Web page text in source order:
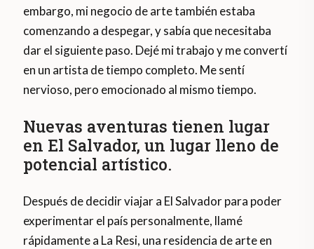
embargo, mi negocio de arte también estaba
comenzando a despegar, y sabía que necesitaba
dar el siguiente paso. Dejé mi trabajo y me convertí
en un artista de tiempo completo. Me sentí
nervioso, pero emocionado al mismo tiempo.
Nuevas aventuras tienen lugar
en El Salvador, un lugar lleno de
potencial artístico.
Después de decidir viajar a El Salvador para poder
experimentar el país personalmente, llamé
rápidamente a La Resi, una residencia de arte en